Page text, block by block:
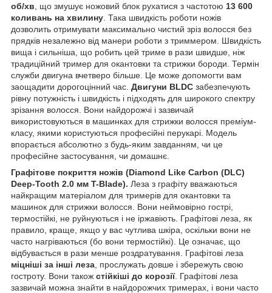
об/хв , що змушує ножовий блок рухатися з частотою 13 600
коливань на хвилину . Така швидкість роботи ножів
дозволить отримувати максимально чистий зріз волосся без
прядків незалежно від манери роботи з триммером. Швидкість
вища і сильніша, що робить цей триме в рази швидше, ніж
традиційний тример для окантовки та стрижки бороди. Термін
служби двигуна вчетверо більше. Це може допомогти вам
заощадити дорогоцінний час. Двигуни BLDC забезпечують
рівну потужність і швидкість і підходять для широкого спектру
зрізання волосся. Вони найдорожчі і зазвичай
використовуються в машинках для стрижки волосся преміум-
класу, якими користуються професійні перукарі. Модель
впорається абсолютно з будь-яким завданням, чи це
професійне застосування, чи домашнє.
Графітове покриття ножів (Diamond Like Carbon (DLC)
Deep-Tooth 2.0 мм T-Blade). Леза з графіту вважаються
найкращим матеріалом для тримерів для окантовки та
машинок для стрижки волосся. Вони неймовірно гострі,
термостійкі, не руйнуються і не іржавіють. Графітові леза, як
правило, краще, якщо у вас чутлива шкіра, оскільки вони не
часто нагріваються (бо вони термостійкі). Це означає, що
відбувається в рази менше роздратування. Графітові леза
міцніші за інші леза , прослужать довше і збережуть свою
гостроту. Вони також стійкіші до корозії. Графітові леза
зазвичай можна знайти в найдорожчих тримерах, і вони часто